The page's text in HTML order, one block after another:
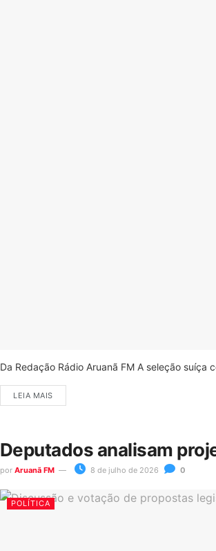
Da Redação Rádio Aruanã FM A seleção
LEIA MAIS
Deputados analisam
por Aruanã FM 8 de julho de 2026 0
POLÍTICA